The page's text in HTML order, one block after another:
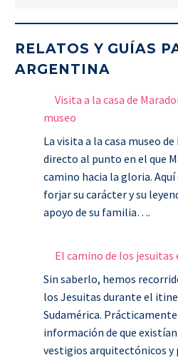
RELATOS Y GUÍAS
ARGENTINA
Visita a la casa de
museo
La visita a la casa museo
directo al punto en el que
camino hacia la gloria. Aquí
forjar su carácter y su
apoyo de su familia….
El camino de los jesuitas
Sin saberlo, hemos
los Jesuitas durante el
Sudamérica.
información de que
vestigios arquitectónicos y